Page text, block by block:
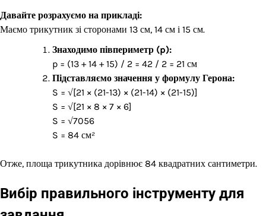
Давайте розрахуємо на прикладі:
Маємо трикутник зі сторонами 13 см, 14 см і 15 см.
Знаходимо півпериметр (p):
p = (13 + 14 + 15) / 2 = 42 / 2 = 21 см
Підставляємо значення у формулу Герона:
S = √[21 × (21-13) × (21-14) × (21-15)]
S = √[21 × 8 × 7 × 6]
S = √7056
S = 84 см²
Отже, площа трикутника дорівнює 84 квадратних сантиметри.
Вибір правильного інструменту для